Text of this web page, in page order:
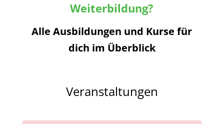
Weiterbildung?
Alle Ausbildungen und Kurse für
dich im Überblick
Veranstaltungen